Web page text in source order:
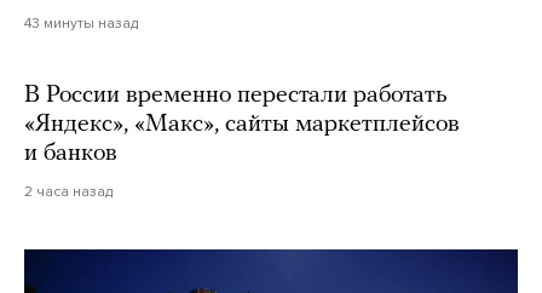
43 минуты назад
В России временно перестали работать
«Яндекс», «Макс», сайты маркетплейсов
и банков
2 часа назад